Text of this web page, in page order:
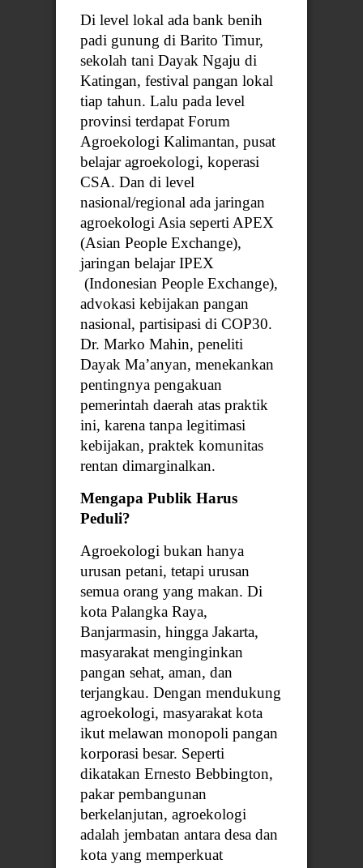
Di level lokal ada bank benih
padi gunung di Barito Timur,
sekolah tani Dayak Ngaju di
Katingan, festival pangan lokal
tiap tahun. Lalu pada level
provinsi terdapat Forum
Agroekologi Kalimantan, pusat
belajar agroekologi, koperasi
CSA. Dan di level
nasional/regional ada jaringan
agroekologi Asia seperti APEX
(Asian People Exchange),
jaringan belajar IPEX
(Indonesian People Exchange),
advokasi kebijakan pangan
nasional, partisipasi di COP30.
Dr. Marko Mahin, peneliti
Dayak Ma’anyan, menekankan
pentingnya pengakuan
pemerintah daerah atas praktik
ini, karena tanpa legitimasi
kebijakan, praktek komunitas
rentan dimarginalkan.
Mengapa Publik Harus
Peduli?
Agroekologi bukan hanya
urusan petani, tetapi urusan
semua orang yang makan. Di
kota Palangka Raya,
Banjarmasin, hingga Jakarta,
masyarakat menginginkan
pangan sehat, aman, dan
terjangkau. Dengan mendukung
agroekologi, masyarakat kota
ikut melawan monopoli pangan
korporasi besar. Seperti
dikatakan Ernesto Bebbington,
pakar pembangunan
berkelanjutan, agroekologi
adalah jembatan antara desa dan
kota yang memperkuat